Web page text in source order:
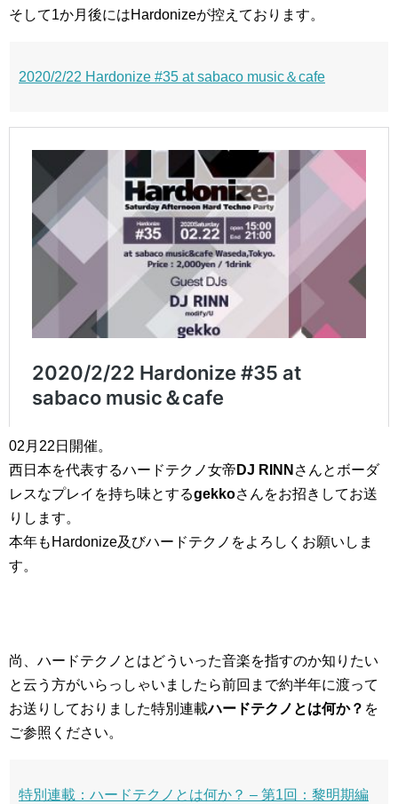
そして1か月後にはHardonizeが控えております。
2020/2/22 Hardonize #35 at sabaco music＆cafe
02月22日開催。
西日本を代表するハードテクノ女帝 DJ RINN さんとボーダ
レスなプレイを持ち味とするgekkoさんをお招きしてお送
りします。
本年もHardonize及びハードテクノをよろしくお願いしま
す。
尚、ハードテクノとはどういった音楽を指すのか知りたい
と云う方がいらっしゃいましたら前回まで約半年に渡って
お送りしておりました特別連載ハードテクノとは何か？ を
ご参照ください。
特別連載：ハードテクノとは何か？ – 第1回：黎明期編